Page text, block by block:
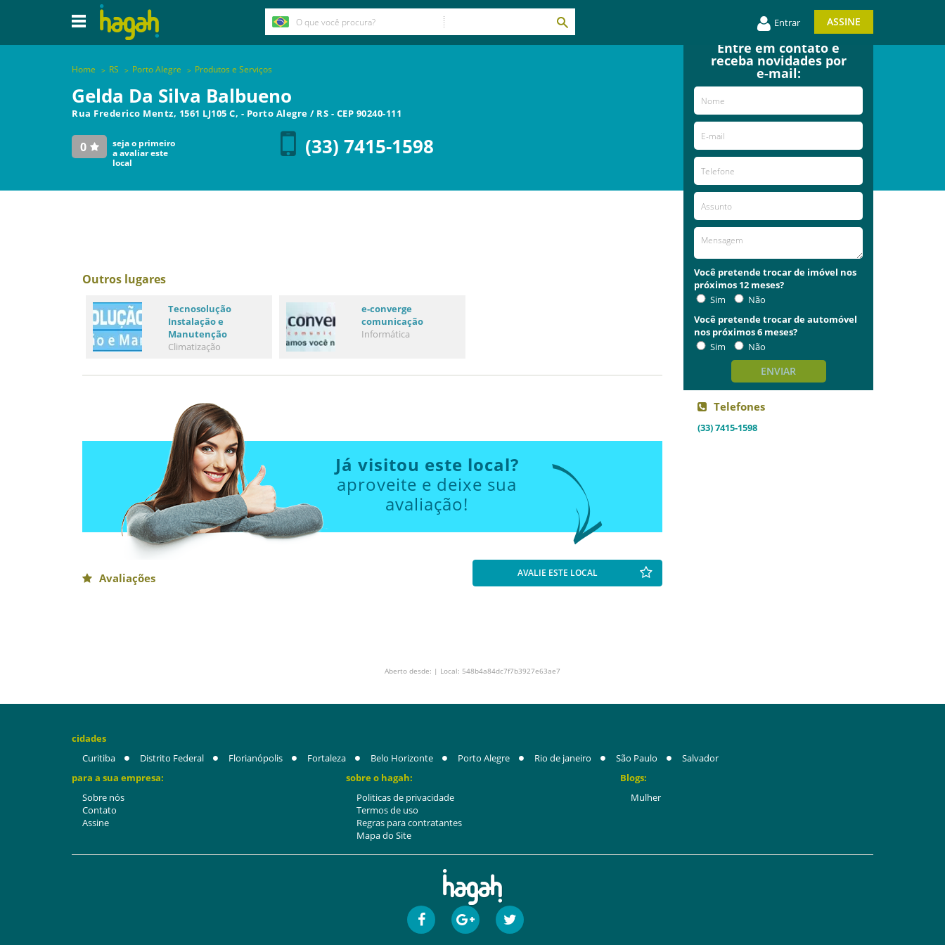
Entrar ASSINE
Home RS Porto Alegre Produtos e Serviços
Gelda Da Silva Balbueno
Rua Frederico Mentz, 1561 LJ105 C, - Porto Alegre / RS - CEP 90240-111
0
seja o primeiro
a avaliar este
local
(33) 7415-1598
Outros lugares
Tecnosolução
Instalação e
Manutenção
Climatização
e-converge
comunicação
Informática
Já visitou este local?
aproveite e deixe sua
avaliação!
Avaliações AVALIE ESTE LOCAL
Entre em contato e
receba novidades por
e-mail:
Você pretende trocar de imóvel nos
próximos 12 meses?
Sim
Não
Você pretende trocar de automóvel
nos próximos 6 meses?
Sim
Não
ENVIAR
Telefones
(33) 7415-1598
Aberto desde: | Local: 548b4a84dc7f7b3927e63ae7
cidades
Curitiba
Distrito Federal Florianópolis Fortaleza Belo Horizonte Porto Alegre Rio de janeiro São Paulo
Salvador
para a sua empresa:
Sobre nós
Contato
Assine
sobre o hagah:
Politicas de privacidade
Termos de uso
Regras para contratantes
Mapa do Site
Blogs:
Mulher